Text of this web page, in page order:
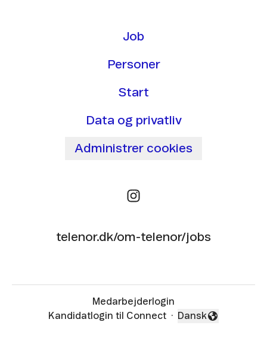
Job
Personer
Start
Data og privatliv
Administrer cookies
telenor.dk/om-telenor/jobs
Medarbejderlogin
Kandidatlogin til Connect ·
Skift sprog
Dansk